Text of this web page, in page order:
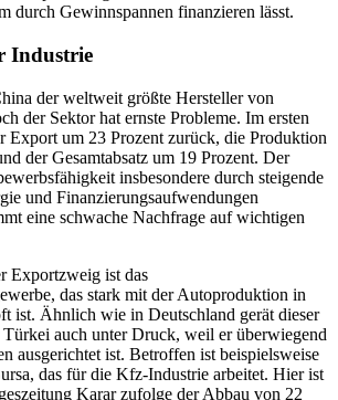
durch Gewinnspannen finanzieren lässt.
Industrie
der weltweit größte Hersteller von
der Sektor hat ernste Probleme. Im ersten
Export um 23 Prozent zurück, die Produktion
der Gesamtabsatz um 19 Prozent. Der
insbesondere durch steigende
und Finanzierungsaufwendungen
eine schwache Nachfrage auf wichtigen
Exportzweig ist das
das stark mit der Autoproduktion in
ist. Ähnlich wie in Deutschland gerät dieser
auch unter Druck, weil er überwiegend
ausgerichtet ist. Betroffen ist beispielsweise
das für die Kfz-Industrie arbeitet. Hier ist
Karar zufolge der Abbau von 22